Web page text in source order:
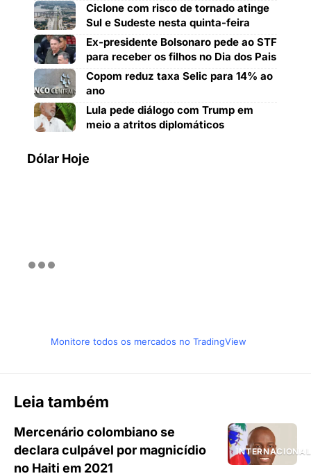
Ciclone com risco de tornado atinge
Sul e Sudeste nesta quinta-feira
Ex-presidente Bolsonaro pede ao STF
para receber os filhos no Dia dos Pais
Copom reduz taxa Selic para 14% ao
ano
Lula pede diálogo com Trump em
meio a atritos diplomáticos
Dólar Hoje
Monitore todos os mercados no TradingView
Leia também
INTERNACIONAL
Mercenário colombiano se
declara culpável por magnicídio
no Haiti em 2021